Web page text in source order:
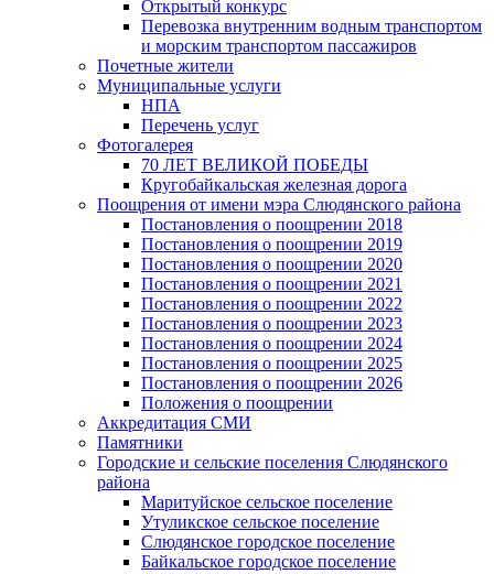
Открытый конкурс
Перевозка внутренним водным транспортом
и морским транспортом пассажиров
Почетные жители
Муниципальные услуги
НПА
Перечень услуг
Фотогалерея
70 ЛЕТ ВЕЛИКОЙ ПОБЕДЫ
Кругобайкальская железная дорога
Поощрения от имени мэра Слюдянского района
Постановления о поощрении 2018
Постановления о поощрении 2019
Постановления о поощрении 2020
Постановления о поощрении 2021
Постановления о поощрении 2022
Постановления о поощрении 2023
Постановления о поощрении 2024
Постановления о поощрении 2025
Постановления о поощрении 2026
Положения о поощрении
Аккредитация СМИ
Памятники
Городские и сельские поселения Слюдянского
района
Маритуйское сельское поселение
Утуликское сельское поселение
Слюдянское городское поселение
Байкальское городское поселение